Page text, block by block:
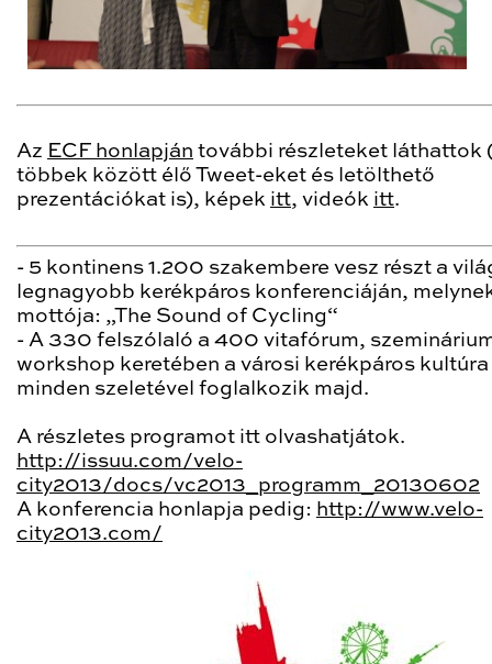
Az ECF honlapján további részleteket láthattok
többek között élő Tweet-eket és letölthető
prezentációkat is), képek itt, videók itt.
- 5 kontinens 1.200 szakembere vesz részt a
legnagyobb kerékpáros konferenciáján,
mottója: „The Sound of Cycling“
- A 330 felszólaló a 400 vitafórum,
workshop keretében a városi kerékpáros kultúra
minden szeletével foglalkozik majd.
A részletes programot itt olvashatjátok.
http://issuu.com/velo-
city2013/docs/vc2013_programm_20130602
A konferencia honlapja pedig: http://www.velo-
city2013.com/